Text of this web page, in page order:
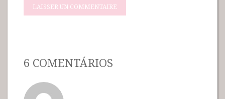
6 COMENTÁRIOS